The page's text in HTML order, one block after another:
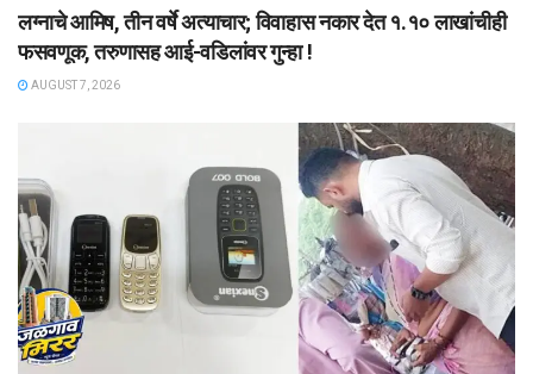
लग्नाचे आमिष, तीन वर्षे अत्याचार; विवाहास नकार देत १.१० लाखांचीही
फसवणूक, तरुणासह आई-वडिलांवर गुन्हा !
AUGUST 7, 2026